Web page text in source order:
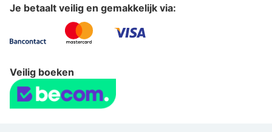
Je betaalt veilig en gemakkelijk via:
Veilig boeken